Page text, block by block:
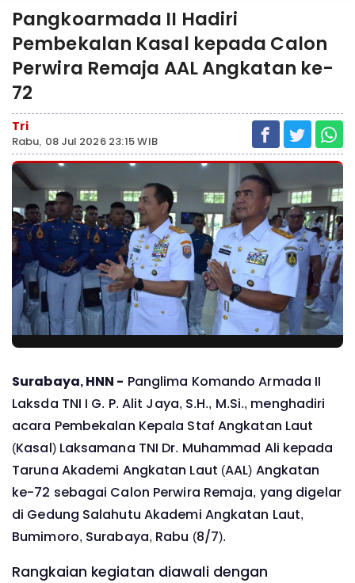
Pangkoarmada II Hadiri
Pembekalan Kasal kepada Calon
Perwira Remaja AAL Angkatan ke-
72
Tri
Rabu, 08 Jul 2026 23:15 WIB
Surabaya, HNN - Panglima Komando Armada II
Laksda TNI I G. P. Alit Jaya, S.H., M.Si., menghadiri
acara Pembekalan Kepala Staf Angkatan Laut
(Kasal) Laksamana TNI Dr. Muhammad Ali kepada
Taruna Akademi Angkatan Laut (AAL) Angkatan
ke-72 sebagai Calon Perwira Remaja, yang digelar
di Gedung Salahutu Akademi Angkatan Laut,
Bumimoro, Surabaya, Rabu (8/7).
Rangkaian kegiatan diawali dengan